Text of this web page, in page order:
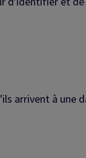
arrivent à une